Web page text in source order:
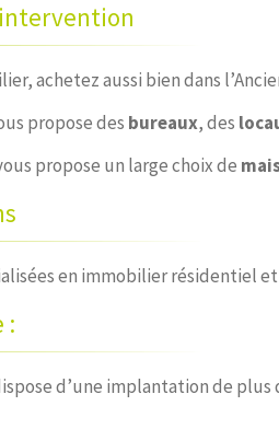
achetez aussi bien dans
propose des bureaux, des
propose un large choix de
en immobilier résidentiel
:
d’une implantation de plus